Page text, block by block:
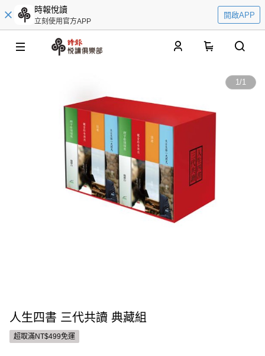
時報悅讀
立刻使用官方APP
開啟APP
1/1
人生四書 三代共讀 典藏組
超取滿NT$499免運